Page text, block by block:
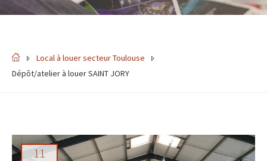
Local à louer secteur Toulouse
Dépôt/atelier à louer SAINT JORY
11